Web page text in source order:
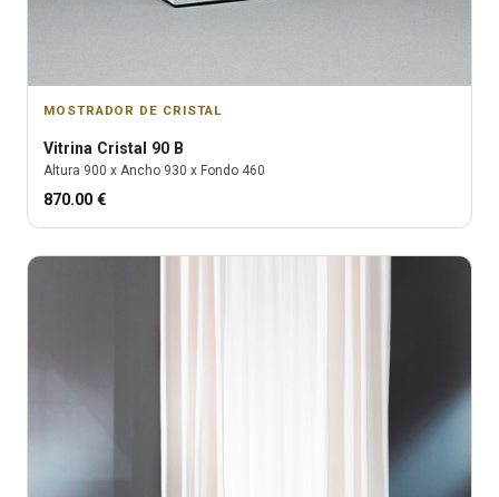
MOSTRADOR DE CRISTAL
Vitrina Cristal 90 B
Altura 900 x Ancho 930 x Fondo 460
870.00 €